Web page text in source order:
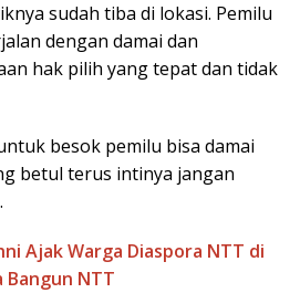
sudah tiba di lokasi. Pemilu
dengan damai dan
hak pilih yang tepat dan tidak
besok pemilu bisa damai
betul terus intinya jangan
Ajak Warga Diaspora NTT di
Bangun NTT